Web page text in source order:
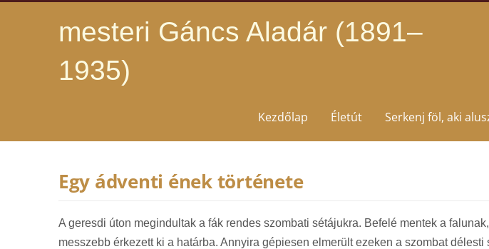
mesteri Gáncs Aladár (1891–
1935)
Kezdőlap Életút Serkenj föl, aki
Egy ádventi ének története
A geresdi úton megindultak a fák rendes szombati sétájukra. Befelé mentek a
messzebb érkezett ki a határba. Annyira gépiesen elmerült ezeken a szombat